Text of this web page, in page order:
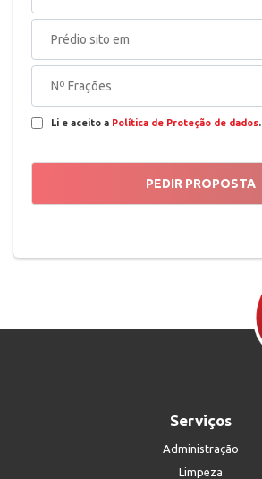
Li e aceito a Política de Proteção de dados.
Serviços
Administração
Limpeza